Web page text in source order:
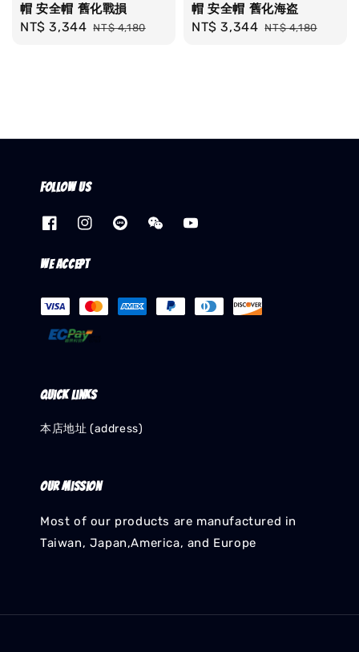
帽 安全帽 舊化戰損
Sale
NT$ 3,344 Regular
NT$ 4,180
帽 安全帽 舊化海盗
Sale
NT$ 3,344 Regular
NT$ 4,180
Follow us
We accept
Quick links
本店地址 (address)
Our mission
Most of our products are manufactured in
Taiwan, Japan,America, and Europe